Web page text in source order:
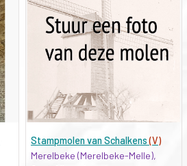
Stampmolen van Schalkens(V)
Merelbeke (Merelbeke-Melle),